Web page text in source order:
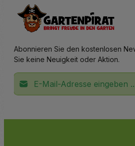
Abonnieren Sie den kostenlosen
Sie keine Neuigkeit oder Aktion.
E-Mail-Adresse*